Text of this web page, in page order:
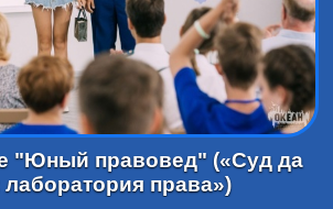
"Юный правовед" («Суд да
права»)